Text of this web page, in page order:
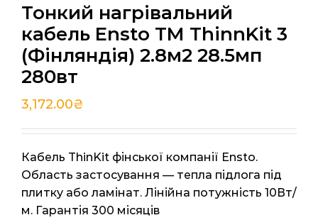
Тонкий нагрівальний
кабель Ensto TM ThinnKit 3
(Фінляндія) 2.8м2 28.5мп
280вт
3,172.00₴
Кабель ThinKit фінської компанії Ensto.
Область застосування — тепла підлога під
плитку або ламінат. Лінійна потужність 10Вт/
м. Гарантія 300 місяців